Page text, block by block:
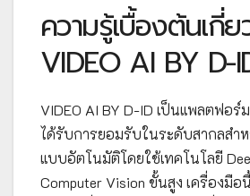
ความรู้เบื้องต้นเกี่
VIDEO AI BY D-
VIDEO AI BY D-ID เป็นแพลตฟ
ได้รับการยอมรับในระดับสากลสำ
แบบอัตโนมัติโดยใช้เทคโนโลยี
Computer Vision ขั้นสูง เครื่องมือ